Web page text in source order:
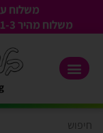
משלוח עד 5 ימי עסקים לרוב
משלוח מהיר 1-3